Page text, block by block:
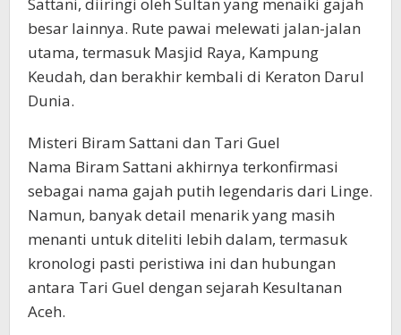
besar lainnya. Rute pawai melewati jalan-jalan
utama, termasuk Masjid Raya, Kampung
Keudah, dan berakhir kembali di Keraton Darul
Dunia.
Misteri Biram Sattani dan Tari Guel
Nama Biram Sattani akhirnya terkonfirmasi
sebagai nama gajah putih legendaris dari Linge.
Namun, banyak detail menarik yang masih
menanti untuk diteliti lebih dalam, termasuk
kronologi pasti peristiwa ini dan hubungan
antara Tari Guel dengan sejarah Kesultanan
Aceh.